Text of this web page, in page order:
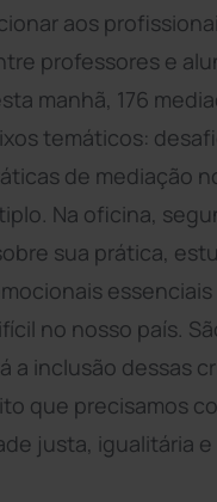
aos
professores e
manhã, 176
temáticos:
de mediação
Na oficina,
sua prática,
essenciais
no nosso país.
a inclusão dessas
que precisamos
justa, igualitária e